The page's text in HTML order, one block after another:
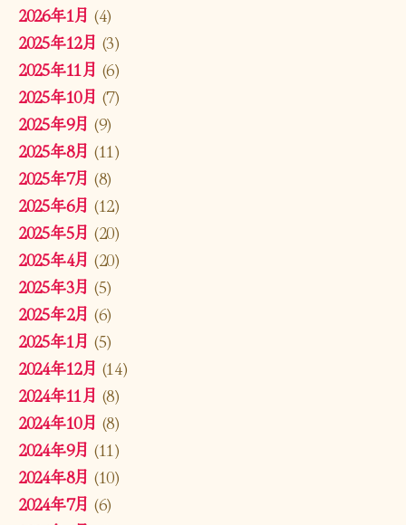
2026年1月 (4)
2025年12月 (3)
2025年11月 (6)
2025年10月 (7)
2025年9月 (9)
2025年8月 (11)
2025年7月 (8)
2025年6月 (12)
2025年5月 (20)
2025年4月 (20)
2025年3月 (5)
2025年2月 (6)
2025年1月 (5)
2024年12月 (14)
2024年11月 (8)
2024年10月 (8)
2024年9月 (11)
2024年8月 (10)
2024年7月 (6)